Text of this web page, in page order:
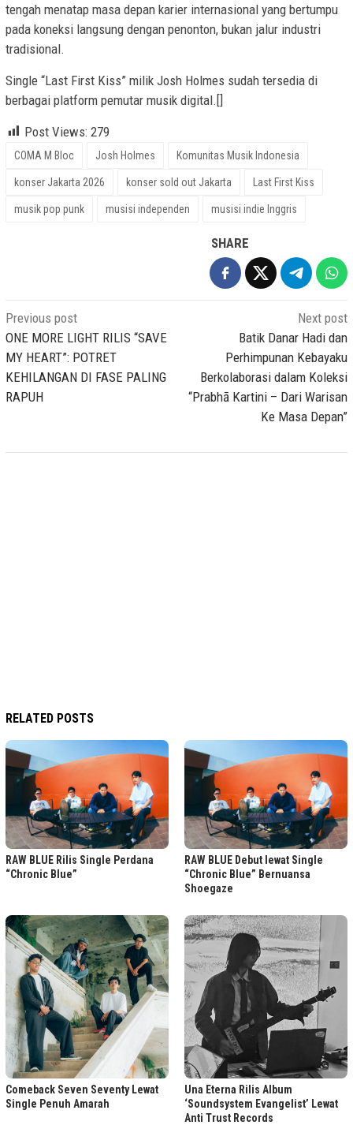
tengah menatap masa depan karier internasional yang bertumpu
pada koneksi langsung dengan penonton, bukan jalur industri
tradisional.
Single “Last First Kiss” milik Josh Holmes sudah tersedia di
berbagai platform pemutar musik digital.[]
Post Views: 279
COMA M Bloc Josh Holmes Komunitas Musik Indonesia
konser Jakarta 2026 konser sold out Jakarta Last First Kiss
musik pop punk musisi independen musisi indie Inggris
SHARE
Post
navigation
Previous post
ONE MORE LIGHT RILIS “SAVE
MY HEART”: POTRET
KEHILANGAN DI FASE PALING
RAPUH
Next post
Batik Danar Hadi dan
Perhimpunan Kebayaku
Berkolaborasi dalam Koleksi
“Prabhā Kartini – Dari Warisan
Ke Masa Depan”
RELATED POSTS
RAW BLUE Rilis Single Perdana
“Chronic Blue”
RAW BLUE Debut lewat Single
“Chronic Blue” Bernuansa
Shoegaze
Comeback Seven Seventy Lewat
Single Penuh Amarah
Una Eterna Rilis Album
‘Soundsystem Evangelist’ Lewat
Anti Trust Records